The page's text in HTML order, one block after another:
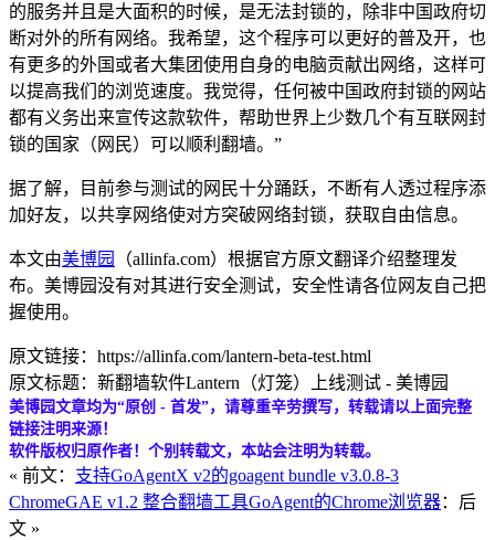
的服务并且是大面积的时候，是无法封锁的，除非中国政府切
断对外的所有网络。我希望，这个程序可以更好的普及开，也
有更多的外国或者大集团使用自身的电脑贡献出网络，这样可
以提高我们的浏览速度。我觉得，任何被中国政府封锁的网站
都有义务出来宣传这款软件，帮助世界上少数几个有互联网封
锁的国家（网民）可以顺利翻墙。”
据了解，目前参与测试的网民十分踊跃，不断有人透过程序添
加好友，以共享网络使对方突破网络封锁，获取自由信息。
本文由美博园
（allinfa.com）根据官方原文翻译介绍整理发
布。美博园没有对其进行安全测试，安全性请各位网友自己把
握使用。
原文链接：https://allinfa.com/lantern-beta-test.html
原文标题：新翻墙软件Lantern（灯笼）上线测试 - 美博园
美博园文章均为“原创 - 首发”，请尊重辛劳撰写，转载请以上面完整
链接注明来源！
软件版权归原作者！个别转载文，本站会注明为转载。
« 前文： 支持GoAgentX v2的goagent bundle v3.0.8-3
ChromeGAE v1.2 整合翻墙工具GoAgent的Chrome浏览器：后
文 »